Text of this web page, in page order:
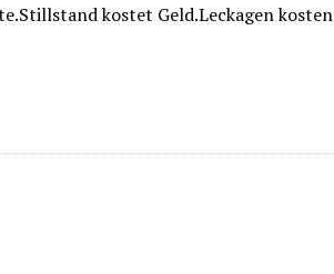
kostet Geld.Leckagen kosten